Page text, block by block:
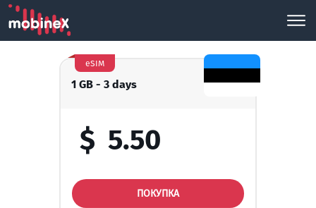
1 GB - 3 days
eSIM
$ 5.50
ПОКУПКА